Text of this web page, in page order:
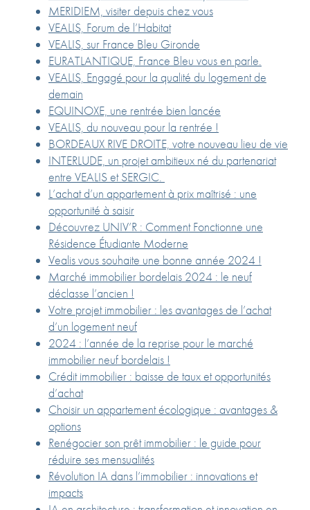
MERIDIEM, visiter depuis chez vous
VEALIS, Forum de l’Habitat
VEALIS, sur France Bleu Gironde
EURATLANTIQUE, France Bleu vous en parle.
VEALIS, Engagé pour la qualité du logement de
demain
EQUINOXE, une rentrée bien lancée
VEALIS, du nouveau pour la rentrée !
BORDEAUX RIVE DROITE, votre nouveau lieu de vie
INTERLUDE, un projet ambitieux né du partenariat
entre VEALIS et SERGIC.
L’achat d’un appartement à prix maîtrisé : une
opportunité à saisir
Découvrez UNIV’R : Comment Fonctionne une
Résidence Étudiante Moderne
Vealis vous souhaite une bonne année 2024 !
Marché immobilier bordelais 2024 : le neuf
déclasse l’ancien !
Votre projet immobilier : les avantages de l’achat
d’un logement neuf
2024 : l’année de la reprise pour le marché
immobilier neuf bordelais !
Crédit immobilier : baisse de taux et opportunités
d’achat
Choisir un appartement écologique : avantages &
options
Renégocier son prêt immobilier : le guide pour
réduire ses mensualités
Révolution IA dans l’immobilier : innovations et
impacts